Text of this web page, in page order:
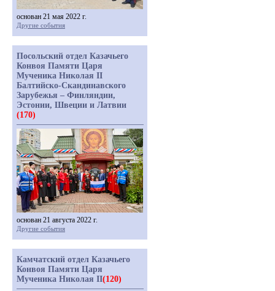
основан 21 мая 2022 г.
Другие события
Посольский отдел Казачьего
Конвоя Памяти Царя
Мученика Николая II
Балтийско-Скандинавского
Зарубежья – Финляндии,
Эстонии, Швеции и Латвии
(170)
основан 21 августа 2022 г.
Другие события
Камчатский отдел Казачьего
Конвоя Памяти Царя
Мученика Николая II(120)